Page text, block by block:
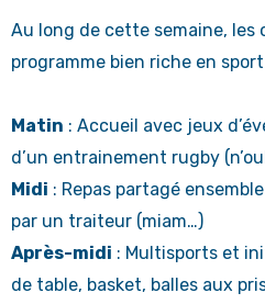
Au long de cette semaine, les
programme bien riche en sport
Matin : Accueil avec jeux
d’un entrainement rugby
Midi : Repas partagé
par un traiteur (miam…)
Après-midi : Multisports et
de table, basket, balles aux